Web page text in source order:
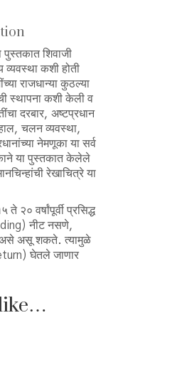
शिवाजी
व्यवस्था कशी होती
राजधान्या कुठल्या
स्थापना कशी केली व
दरबार, अष्टप्रधान
चलन व्यवस्था,
नेमणूका या सर्व
या पुस्तकात केलेले
रेखाचित्रे या
२० वर्षांपूर्वी प्रसिद्ध
नीट नसणे,
असे असू शकते. त्यामुळे
घेतले जाणार